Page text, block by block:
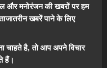
और मनोरंजन की खबरों पर हम
खबरें पाने के लिए
चाहते है, तो आप अपने विचार
हैं।